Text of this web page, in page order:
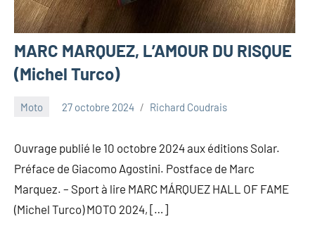
MARC MARQUEZ, L’AMOUR DU RISQUE
(Michel Turco)
Moto 27 octobre 2024 Richard Coudrais
Ouvrage publié le 10 octobre 2024 aux éditions Solar.
Préface de Giacomo Agostini. Postface de Marc
Marquez. – Sport à lire MARC MÁRQUEZ HALL OF FAME
(Michel Turco) MOTO 2024, […]